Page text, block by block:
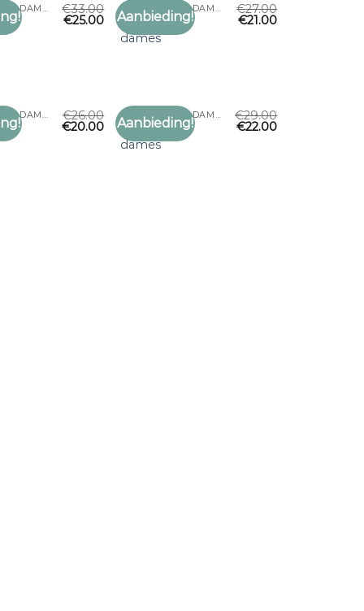
Toevoegen
NEK SJAALTJE DAMES €33.00
€25.00 Aanbieding!
Toevoegen
NEK SJAALTJE DAMES
nek sjaaltje
dames
€27.00
€21.00
Toevoegen
NEK SJAALTJE DAMES €26.00
€20.00 Aanbieding!
Toevoegen
NEK SJAALTJE DAMES
nek sjaaltje
dames
€29.00
€22.00